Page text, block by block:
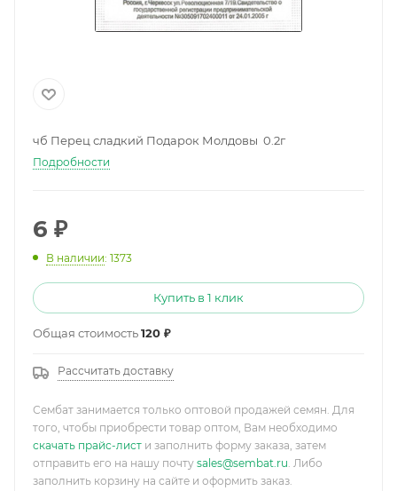
чб Перец сладкий Подарок Молдовы 0.2г
Подробности
6 ₽
В наличии: 1373
Купить в 1 клик
Общая стоимость120 ₽
Рассчитать доставку
Сембат занимается только оптовой продажей семян. Для
того, чтобы приобрести товар оптом, Вам необходимо
скачать прайс-лист и заполнить форму заказа, затем
отправить его на нашу почту sales@sembat.ru. Либо
заполнить корзину на сайте и оформить заказ.